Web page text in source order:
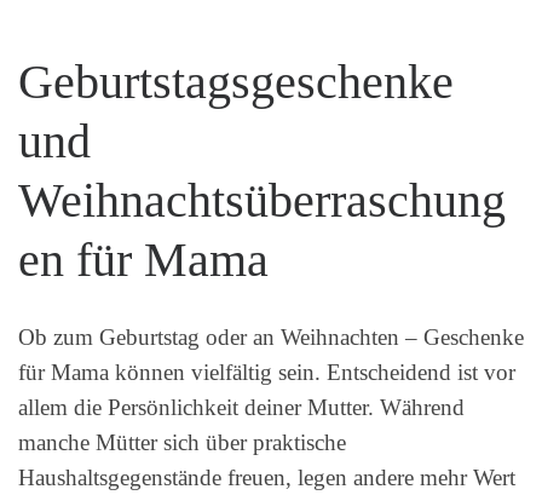
Geburtstagsgeschenke
und
Weihnachtsüberraschung
en für Mama
Ob zum Geburtstag oder an Weihnachten – Geschenke
für Mama können vielfältig sein. Entscheidend ist vor
allem die Persönlichkeit deiner Mutter. Während
manche Mütter sich über praktische
Haushaltsgegenstände freuen, legen andere mehr Wert